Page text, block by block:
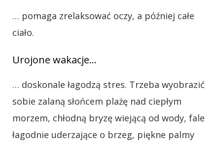
… pomaga zrelaksować oczy, a później całe
ciało.
Urojone wakacje…
… doskonale łagodzą stres. Trzeba wyobrazić
sobie zalaną słońcem plażę nad ciepłym
morzem, chłodną bryzę wiejącą od wody, fale
łagodnie uderzające o brzeg, piękne palmy